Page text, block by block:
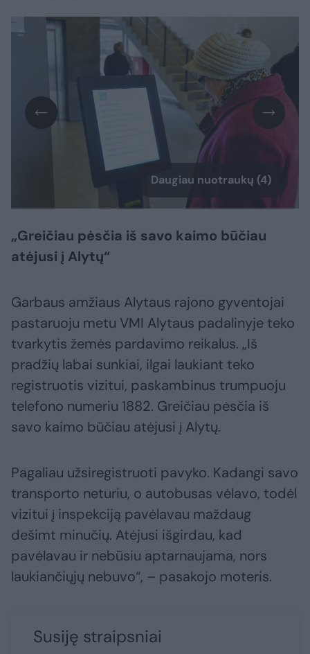
Daugiau nuotraukų (4)
„Greičiau pėsčia iš savo kaimo būčiau
atėjusi į Alytų“
Garbaus amžiaus Alytaus rajono gyventojai
pastaruoju metu VMI Alytaus padalinyje teko
tvarkytis žemės pardavimo reikalus. „Iš
pradžių labai sunkiai, ilgai laukiant teko
registruotis vizitui, paskambinus trumpuoju
telefono numeriu 1882. Greičiau pėsčia iš
savo kaimo būčiau atėjusi į Alytų.
Pagaliau užsiregistruoti pavyko. Kadangi savo
transporto neturiu, o autobusas vėlavo, todėl
vizitui į inspekciją pavėlavau maždaug
dešimt minučių. Atėjusi išgirdau, kad
pavėlavau ir nebūsiu aptarnaujama, nors
laukiančiųjų nebuvo“, – pasakojo moteris.
Susiję straipsniai